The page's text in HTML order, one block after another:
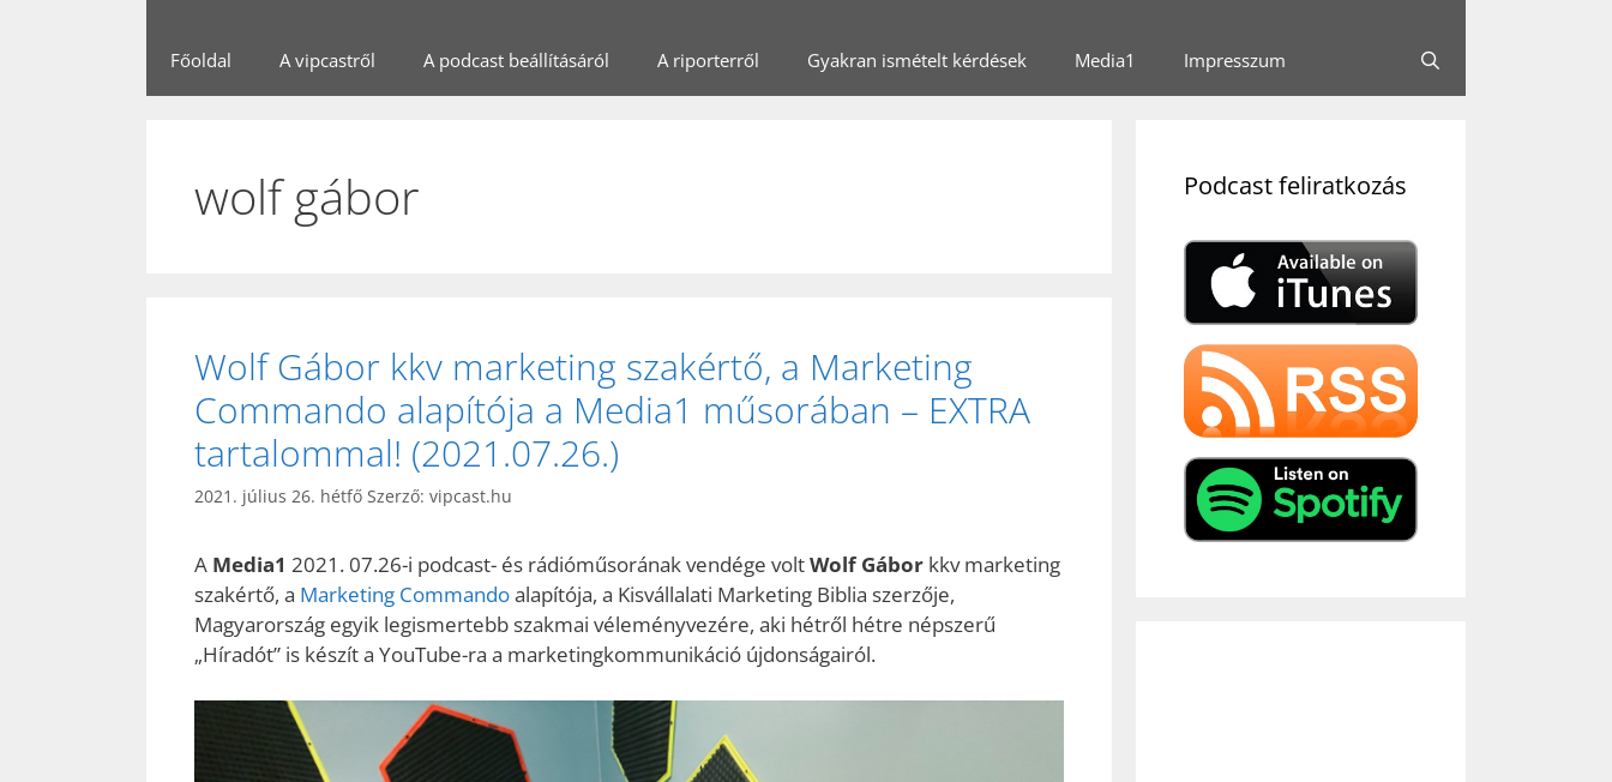
Főoldal A vipcastről A podcast beállításáról A riporterről Gyakran ismételt kérdések Media1 Impresszum
wolf gábor
Wolf Gábor kkv marketing szakértő, a Marketing
Commando alapítója a Media1 műsorában – EXTRA
tartalommal! (2021.07.26.)
2021. július 26. hétfő Szerző: vipcast.hu
A Media1 2021. 07.26-i podcast- és rádióműsorának vendége voltWolf Gábor kkv marketing
szakértő, a Marketing Commandoalapítója, a Kisvállalati Marketing Biblia szerzője,
Magyarország egyik legismertebb szakmai véleményvezére, aki hétről hétre népszerű
„Híradót” is készít a YouTube-ra a marketingkommunikáció újdonságairól.
Podcast feliratkozás